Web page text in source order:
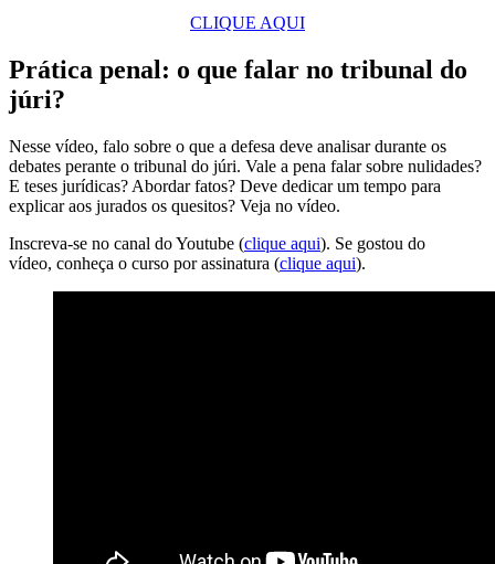
CLIQUE AQUI
Prática penal: o que falar no tribunal do
júri?
Nesse vídeo, falo sobre o que a defesa deve analisar durante os
debates perante o tribunal do júri. Vale a pena falar sobre nulidades?
E teses jurídicas? Abordar fatos? Deve dedicar um tempo para
explicar aos jurados os quesitos? Veja no vídeo.
Inscreva-se no canal do Youtube (clique aqui). Se gostou do
vídeo, conheça o curso por assinatura (clique aqui).